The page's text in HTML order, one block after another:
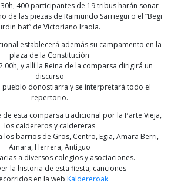
400 participantes de 19 tribus harán sonar
de las piezas de Raimundo Sarriegui o el “Begi
bat” de Victoriano Iraola.
establecerá además su campamento en la
plaza de la Constitución
y allí la Reina de la comparsa dirigirá un
discurso
pueblo donostiarra y se interpretará todo el
repertorio.
esta comparsa tradicional por la Parte Vieja,
los caldereros y caldereras
los barrios de Gros, Centro, Egia, Amara Berri,
Amara, Herrera, Antiguo
a diversos colegios y asociaciones.
la historia de esta fiesta, canciones
en la web Kaldereroak